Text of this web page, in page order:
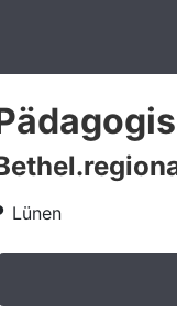
Lünen